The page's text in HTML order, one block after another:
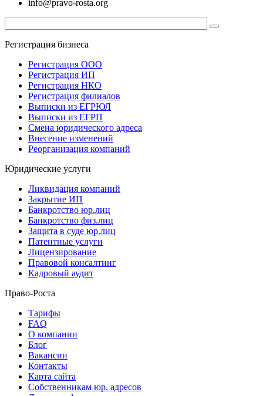
info@pravo-rosta.org
Регистрация бизнеса
Регистрация ООО
Регистрация ИП
Регистрация НКО
Регистрация филиалов
Выписки из ЕГРЮЛ
Выписки из ЕГРП
Смена юридического адреса
Внесение изменений
Реорганизация компаний
Юридические услуги
Ликвидация компаний
Закрытие ИП
Банкротство юр.лиц
Банкротство физ.лиц
Защита в суде юр.лиц
Патентные услуги
Лицензирование
Правовой консалтинг
Кадровый аудит
Право-Роста
Тарифы
FAQ
О компании
Блог
Вакансии
Контакты
Карта сайта
Собственникам юр. адресов